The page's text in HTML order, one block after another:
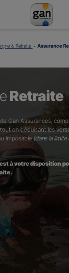
& Retraite Assurance
Retraite
Gan Assurances,
en déduisant les
imposable (dans la
à votre disposition